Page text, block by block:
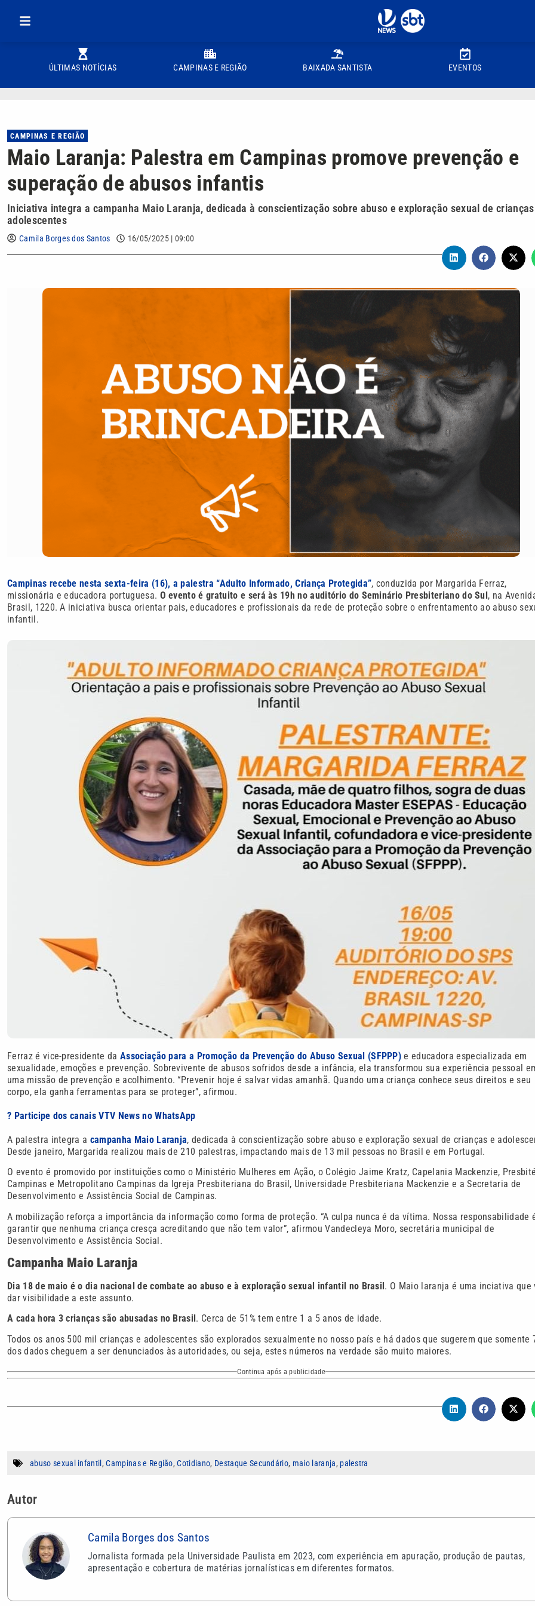
ÚLTIMAS NOTÍCIAS CAMPINAS E REGIÃO BAIXADA SANTISTA EVENTOS
CAMPINAS E REGIÃO
Maio Laranja: Palestra em Campinas promove prevenção e
superação de abusos infantis
Iniciativa integra a campanha Maio Laranja, dedicada à conscientização sobre abuso e exploração sexual de
adolescentes
Camila Borges dos Santos 16/05/2025 | 09:00
Campinas recebe nesta sexta-feira (16), a palestra “Adulto Informado, Criança Protegida”, conduzida por Margarida Ferraz,
missionária e educadora portuguesa. O evento é gratuito e será às 19h no auditório do Seminário Presbiteriano do Sul, na
Brasil, 1220. A iniciativa busca orientar pais, educadores e profissionais da rede de proteção sobre o enfrentamento ao abuso
infantil.
Ferraz é vice-presidente da Associação para a Promoção da Prevenção do Abuso Sexual (SFPPP) e educadora especializada em
sexualidade, emoções e prevenção. Sobrevivente de abusos sofridos desde a infância, ela transformou sua experiência pessoal
uma missão de prevenção e acolhimento. “Prevenir hoje é salvar vidas amanhã. Quando uma criança conhece seus direitos e seu
corpo, ela ganha ferramentas para se proteger”, afirmou.
? Participe dos canais VTV News no WhatsApp
A palestra integra a campanha Maio Laranja, dedicada à conscientização sobre abuso e exploração sexual de crianças e
Desde janeiro, Margarida realizou mais de 210 palestras, impactando mais de 13 mil pessoas no Brasil e em Portugal.
O evento é promovido por instituições como o Ministério Mulheres em Ação, o Colégio Jaime Kratz, Capelania Mackenzie,
Campinas e Metropolitano Campinas da Igreja Presbiteriana do Brasil, Universidade Presbiteriana Mackenzie e a Secretaria de
Desenvolvimento e Assistência Social de Campinas.
A mobilização reforça a importância da informação como forma de proteção. “A culpa nunca é da vítima. Nossa responsabilidade
garantir que nenhuma criança cresça acreditando que não tem valor”, afirmou Vandecleya Moro, secretária municipal de
Desenvolvimento e Assistência Social.
Campanha Maio Laranja
Dia 18 de maio é o dia nacional de combate ao abuso e à exploração sexual infantil no Brasil. O Maio laranja é uma inciativa que
dar visibilidade a este assunto.
A cada hora 3 crianças são abusadas no Brasil . Cerca de 51% tem entre 1 a 5 anos de idade.
Todos os anos 500 mil crianças e adolescentes são explorados sexualmente no nosso país e há dados que sugerem que somente
dos dados cheguem a ser denunciados às autoridades, ou seja, estes números na verdade são muito maiores.
Continua após a publicidade
abuso sexual infantil ,Campinas e Região,Cotidiano, Destaque Secundário, maio laranja, palestra
Autor
Camila Borges dos Santos
Jornalista formada pela Universidade Paulista em 2023, com experiência em apuração, produção de pautas,
apresentação e cobertura de matérias jornalísticas em diferentes formatos.